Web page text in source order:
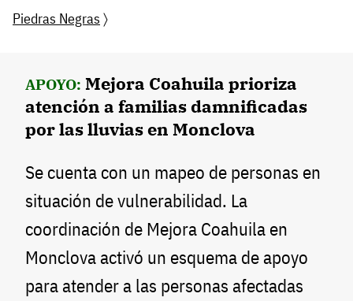
Piedras Negras 〉
APOYO: Mejora Coahuila prioriza
atención a familias damnificadas
por las lluvias en Monclova
Se cuenta con un mapeo de personas en
situación de vulnerabilidad. La
coordinación de Mejora Coahuila en
Monclova activó un esquema de apoyo
para atender a las personas afectadas